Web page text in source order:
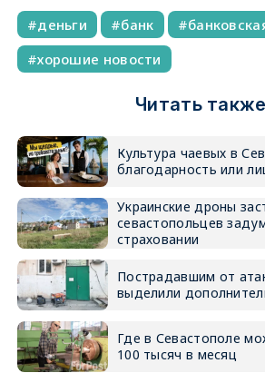
деньги банк
хорошие новости
Читать
Культура чаевых в
благодарность или
Украинские дроны
севастопольцев
страховании
Пострадавшим от
выделили
Где в Севастополе
100 тысяч в месяц